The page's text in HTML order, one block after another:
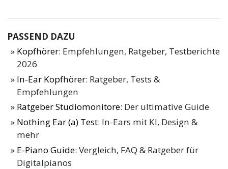
PASSEND DAZU
Kopfhörer: Empfehlungen, Ratgeber, Testberichte
2026
In-Ear Kopfhörer: Ratgeber, Tests &
Empfehlungen
Ratgeber Studiomonitore: Der ultimative Guide
Nothing Ear (a) Test: In-Ears mit KI, Design &
mehr
E-Piano Guide: Vergleich, FAQ & Ratgeber für
Digitalpianos